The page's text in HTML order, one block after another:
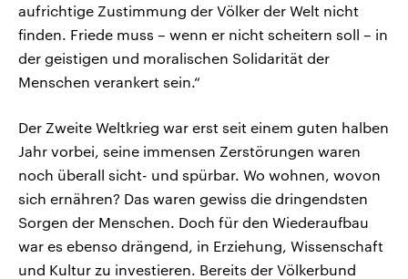
aufrichtige Zustimmung der Völker der Welt nicht
finden. Friede muss – wenn er nicht scheitern soll – in
der geistigen und moralischen Solidarität der
Menschen verankert sein.“
Der Zweite Weltkrieg war erst seit einem guten halben
Jahr vorbei, seine immensen Zerstörungen waren
noch überall sicht- und spürbar. Wo wohnen, wovon
sich ernähren? Das waren gewiss die dringendsten
Sorgen der Menschen. Doch für den Wiederaufbau
war es ebenso drängend, in Erziehung, Wissenschaft
und Kultur zu investieren. Bereits der Völkerbund